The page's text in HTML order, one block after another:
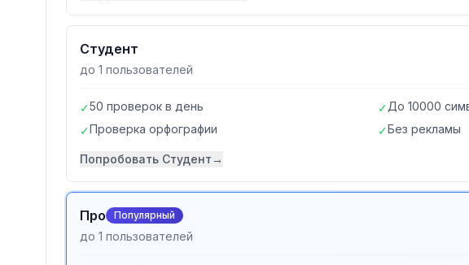
Студент
до 1 пользователей
✓50 проверок в день ✓До 10000
✓Проверка орфографии ✓Без рекламы
Попробовать Студент→
Про Популярный
до 1 пользователей